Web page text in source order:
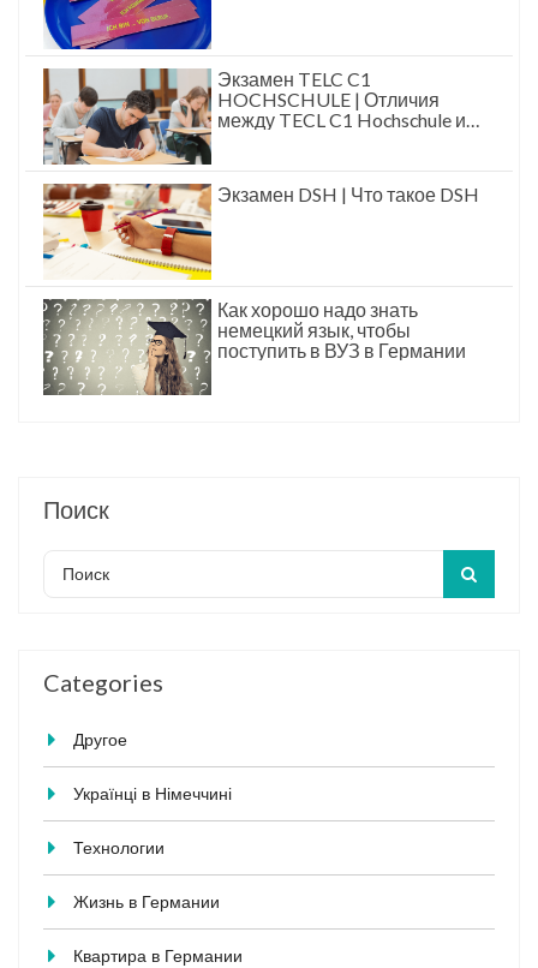
Экзамен TELC C1
HOCHSCHULE | Отличия
между TECL C1 Hochschule и
Экзамен DSH | Что такое DSH
Как хорошо надо знать
немецкий язык, чтобы
поступить в ВУЗ в Германии
Поиск
Categories
Другое
Українці в Німеччині
Технологии
Жизнь в Германии
Квартира в Германии